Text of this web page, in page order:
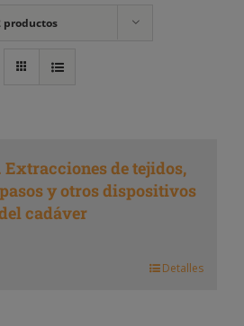
productos
de tejidos,
y otros dispositivos
cadáver
Detalles